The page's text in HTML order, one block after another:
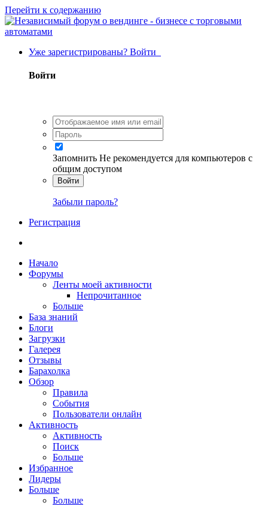
Перейти к содержанию
Уже зарегистрированы? Войти
Войти
Запомнить Не рекомендуется для компьютеров с
общим доступом
Войти
Забыли пароль?
Регистрация
Начало
Форумы
Ленты моей активности
Непрочитанное
Больше
База знаний
Блоги
Загрузки
Галерея
Отзывы
Барахолка
Обзор
Правила
События
Пользователи онлайн
Активность
Активность
Поиск
Больше
Избранное
Лидеры
Больше
Больше